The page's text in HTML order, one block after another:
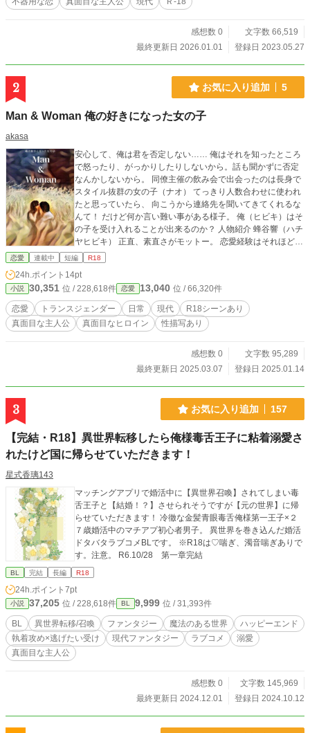
感想数 0
文字数 66,519
最終更新日 2026.01.01
登録日 2023.05.27
2 お気に入り追加 5
Man & Woman 俺の好きになった女の子
akasa
安心して、俺は君を否定しない…… 俺はそれを知ったところ
で怒ったり、がっかりしたりしないから。話も聞かずに否定
なんかしないから。 同僚主催の飲み会で出会ったのは長身で
スタイル抜群の女の子（ナオ） てっきり人数合わせに使われ
たと思っていたら、 向こうから連絡先を聞いてきてくれるな
んて！ だけど何か言い難い事がある様子。 俺（ヒビキ）はそ
の子を受け入れることが出来るのか？ 人物紹介 蜂谷響（ハチ
ヤヒビキ） 正直、素直さがモットー。 恋愛経験はそれほどな
く、どちらかというと奥手。 会社員２６歳 木崎尚（キザキナ
さい頃から自分の性別に違和感を感じ、現在は戸籍上は男性
だが女性として生活している。 会社員２４歳 家庭的で可愛い
彼女との日常、 出会いからの葛藤や2人の関係を綴りまし
た。 以前からNola、エブリスタでも掲載しており、初めて書
いた小説です。そちらでは完結していましたが、こちらでは
恋愛 連載中 短編 R18
24h.ポイント 14pt
小説 30,351 位 / 228,618件 恋愛 13,040 位 / 66,320件
恋愛 トランスジェンダー 日常 現代
R18シーンあり
真面目な主人公
真面目なヒロイン 性描写あり
感想数 0
文字数 95,289
最終更新日 2025.03.07
登録日 2025.01.14
3 お気に入り追加 157
【完結・R18】異世界転移したら俺様毒舌王子に粘着溺愛さ
れたけど国に帰らせていただきます！
星式香璃143
マッチングアプリで婚活中に【異世界召喚】されてしまい毒
舌王子と【結婚！？】させられそうですが【元の世界】に帰
らせていただきます！ 冷徹な金髪青眼毒舌俺様第一王子×２
７歳婚活中のマチアプ初心者男子。 異世界を巻き込んだ婚活
ドタバタラブコメBLです。 ※R18は♡喘ぎ、濁音喘ぎありで
す。注意。 R6.10/28 第一章完結
BL 完結 長編 R18
24h.ポイント 7pt
小説 37,205 位 / 228,618件 BL 9,999 位 / 31,393件
BL 異世界転移/召喚 ファンタジー 魔法のある世界
ハッピーエンド
執着攻め×逃げたい受け
現代ファンタジー ラブコメ
溺愛
真面目な主人公
感想数 0
文字数 145,969
最終更新日 2024.12.01
登録日 2024.10.12